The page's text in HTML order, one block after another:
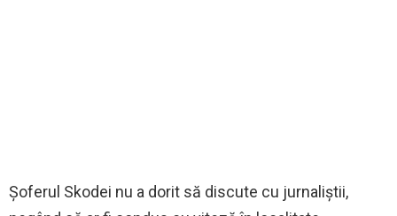
Șoferul Skodei nu a dorit să discute cu jurnaliștii,